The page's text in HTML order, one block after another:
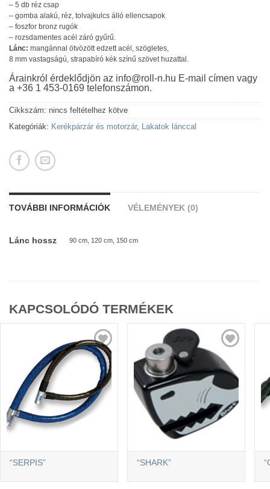
– 5 db réz csap
– gomba alakú, réz, tolvajkulcs álló ellencsapok
– foszfor bronz rugók
– rozsdamentes acél záró gyűrű.
Lánc: mangánnal ötvözött edzett acél, szögletes,
8 mm vastagságú, strapabíró kék színű szövet huzattal.
Árainkról érdeklődjön az info@roll-n.hu E-mail címen vagy
a +36 1 453-0169 telefonszámon.
Cikkszám: nincs feltételhez kötve
Kategóriák: Kerékpárzár és motorzár, Lakatok lánccal
TOVÁBBI INFORMÁCIÓK VÉLEMÉNYEK (0)
Lánc hossz 90 cm, 120 cm, 150 cm
KAPCSOLÓDÓ TERMÉKEK
“SERPIS” “SHARK”